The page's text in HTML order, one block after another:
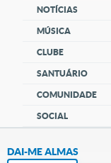
NOTÍCIAS
MÚSICA
CLUBE
SANTUÁRIO
COMUNIDADE
SOCIAL
DAI-ME ALMAS